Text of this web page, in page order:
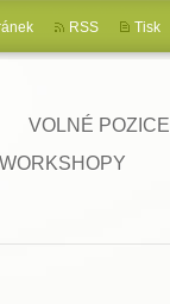
VOLNÉ POZICE
RSS Tisk